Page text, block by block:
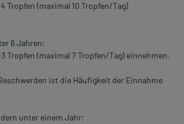
Tropfen (maximal 10 Tropfen/Tag)
6 Jahren:
Tropfen (maximal 7 Tropfen/Tag) einnehmen.
ist die Häufigkeit der Einnahme
unter einem Jahr: